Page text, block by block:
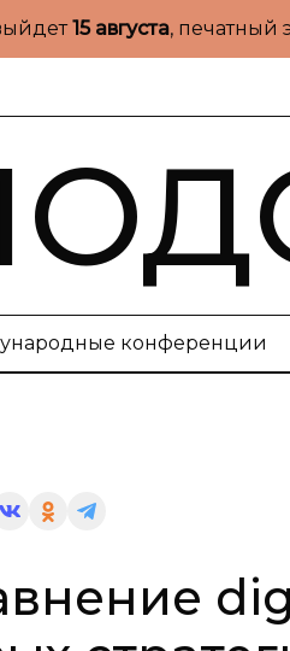
15 августа, печатный
конференции